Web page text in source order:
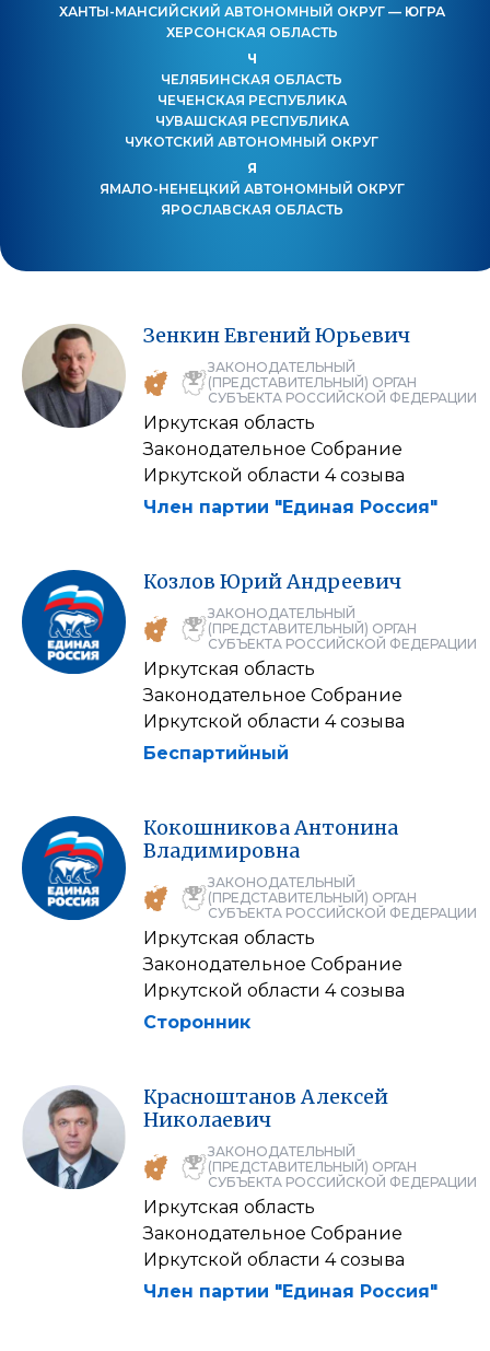
ХАНТЫ-МАНСИЙСКИЙ АВТОНОМНЫЙ ОКРУГ — ЮГРА
ХЕРСОНСКАЯ ОБЛАСТЬ
Ч
ЧЕЛЯБИНСКАЯ ОБЛАСТЬ
ЧЕЧЕНСКАЯ РЕСПУБЛИКА
ЧУВАШСКАЯ РЕСПУБЛИКА
ЧУКОТСКИЙ АВТОНОМНЫЙ ОКРУГ
Я
ЯМАЛО-НЕНЕЦКИЙ АВТОНОМНЫЙ ОКРУГ
ЯРОСЛАВСКАЯ ОБЛАСТЬ
ЗенкинЕвгенийЮрьевич
ЗАКОНОДАТЕЛЬНЫЙ
(ПРЕДСТАВИТЕЛЬНЫЙ) ОРГАН
СУБЪЕКТА РОССИЙСКОЙ ФЕДЕРАЦИИ
Иркутская область
Законодательное Собрание
Иркутской области 4 созыва
Член партии "Единая Россия"
Козлов Юрий Андреевич
ЗАКОНОДАТЕЛЬНЫЙ
(ПРЕДСТАВИТЕЛЬНЫЙ) ОРГАН
СУБЪЕКТА РОССИЙСКОЙ ФЕДЕРАЦИИ
Иркутская область
Законодательное Собрание
Иркутской области 4 созыва
Беспартийный
Кокошникова Антонина
Владимировна
ЗАКОНОДАТЕЛЬНЫЙ
(ПРЕДСТАВИТЕЛЬНЫЙ) ОРГАН
СУБЪЕКТА РОССИЙСКОЙ ФЕДЕРАЦИИ
Иркутская область
Законодательное Собрание
Иркутской области 4 созыва
Сторонник
Красноштанов Алексей
Николаевич
ЗАКОНОДАТЕЛЬНЫЙ
(ПРЕДСТАВИТЕЛЬНЫЙ) ОРГАН
СУБЪЕКТА РОССИЙСКОЙ ФЕДЕРАЦИИ
Иркутская область
Законодательное Собрание
Иркутской области 4 созыва
Член партии "Единая Россия"